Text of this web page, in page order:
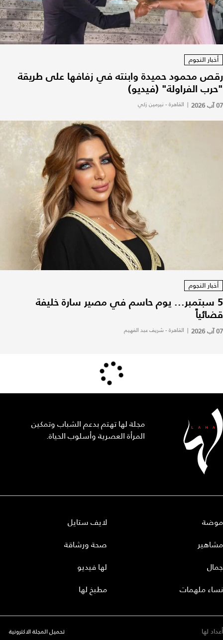
أخبار النجوم
رقص محمود حميدة وابنته في زفافها على طريقة
"حرب الفراولة" (فيديو)
07 آب 2026 | القاهرة - نيرمين زكي
أخبار النجوم
5 سبتمبر... يوم حاسم في مصير سارة خليفة
قضائياً
07 آب 2026 | القاهرة - شريف عبد الفهيم
مجلة لها تهتم بدعم الشباب وتمكين
المرأة العصرية وأسلوب الحياة.
موضة
مشاهير
جمال
نساء ملهمات
لايف ستايل
صحة ورشاقة
لها فيديو
مطبخ لها
أعداد لها تحميل المجلة الاكترونية